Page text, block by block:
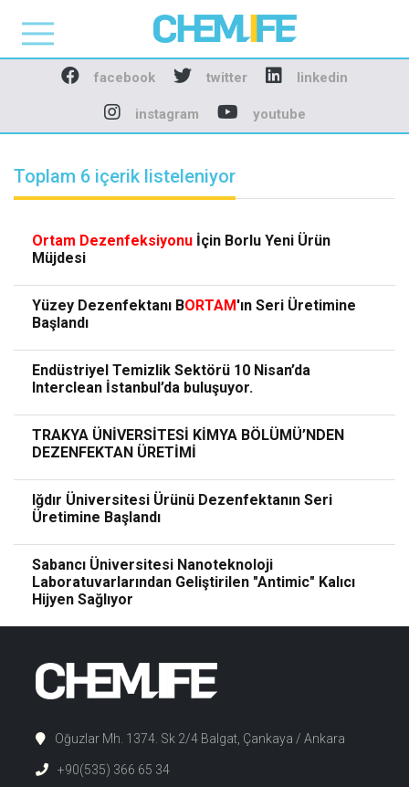
Chemlife - Basılı ve
facebook twitter linkedin
instagram youtube
Toplam 6 içerik listeleniyor
Ortam Dezenfeksiyonu İçin Borlu Yeni Ürün
Müjdesi
Yüzey Dezenfektanı BORTAM 'ın Seri Üretimine
Başlandı
Endüstriyel Temizlik Sektörü 10 Nisan’da
Interclean İstanbul’da buluşuyor.
TRAKYA ÜNİVERSİTESİ KİMYA BÖLÜMÜ’NDEN
DEZENFEKTAN ÜRETİMİ
Iğdır Üniversitesi Ürünü Dezenfektanın Seri
Üretimine Başlandı
Sabancı Üniversitesi Nanoteknoloji
Laboratuvarlarından Geliştirilen "Antimic" Kalıcı
Hijyen Sağlıyor
Oğuzlar Mh. 1374. Sk 2/4 Balgat, Çankaya / Ankara
+90(535) 366 65 34